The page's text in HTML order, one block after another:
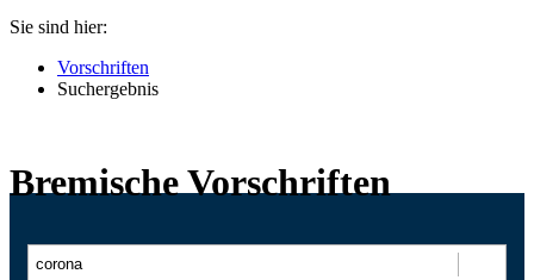
Sie sind hier:
Vorschriften
Suchergebnis
Bremische Vorschriften